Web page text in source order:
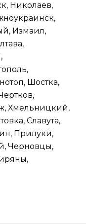
Николаев,
Измаил,
Шостка,
Хмельницкий,
Славута,
Прилуки,
Черновцы,